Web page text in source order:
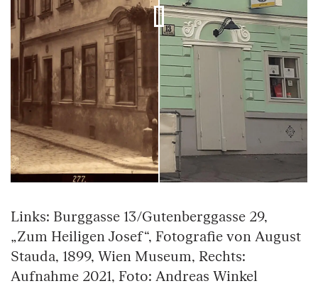
Links: Burggasse 13/Gutenberggasse 29,
„Zum Heiligen Josef“, Fotografie von August
Stauda, 1899, Wien Museum, Rechts:
Aufnahme 2021, Foto: Andreas Winkel